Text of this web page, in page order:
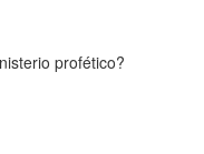
profético?